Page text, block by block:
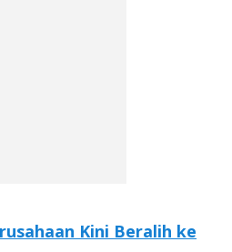
Kini Beralih ke